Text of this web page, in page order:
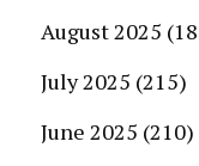
August 2025
July 2025 (215)
June 2025 (210)